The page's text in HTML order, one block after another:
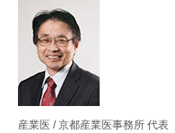
産業医 / 京都産業医事務所 代表